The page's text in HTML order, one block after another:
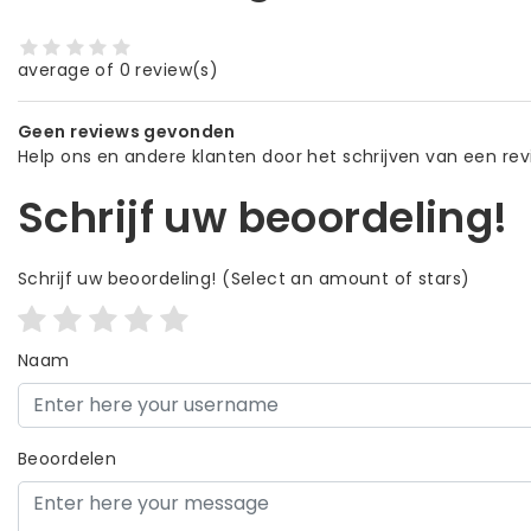
average of 0 review(s)
Geen reviews gevonden
Help ons en andere klanten door het schrijven van een
Schrijf uw beoordeling!
Schrijf uw beoordeling! (Select an amount of stars)
Naam
Beoordelen